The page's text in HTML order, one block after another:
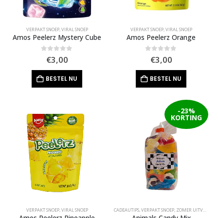
VERPAKT SNOEP,VIRAL SNOEP
Amos Peelerz Mystery Cube
out of 5
€3,00
BESTEL NU
VERPAKT SNOEP,VIRAL SNOEP
Amos Peelerz Orange
out of 5
€3,00
BESTEL NU
VERPAKT SNOEP,VIRAL SNOEP
-23%
KORTING
CADEAUTIPS,VERPAKT SNOEP, ZOMER UITVERKOOP